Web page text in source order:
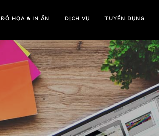
ĐỒ HỌA & IN ẤN DỊCH VỤ TUYỂN DỤNG